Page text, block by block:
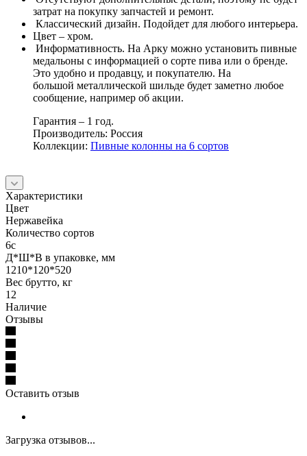
затрат на покупку запчастей и ремонт.
Классический дизайн. Подойдет для любого интерьера.
Цвет – хром.
Информативность. На Арку можно установить пивные
медальоны с информацией о сорте пива или о бренде.
Это удобно и продавцу, и покупателю. На
большой металлической шильде будет заметно любое
сообщение, например об акции.
Гарантия – 1 год.
Производитель: Россия
Коллекции: Пивные колонны на 6 сортов
Характеристики
Цвет
Нержавейка
Количество сортов
6с
Д*Ш*В в упаковке, мм
1210*120*520
Вес брутто, кг
12
Наличие
Отзывы
Оставить отзыв
Загрузка отзывов...